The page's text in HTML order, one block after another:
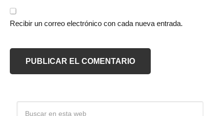
Recibir un correo electrónico con cada nueva entrada.
Barra